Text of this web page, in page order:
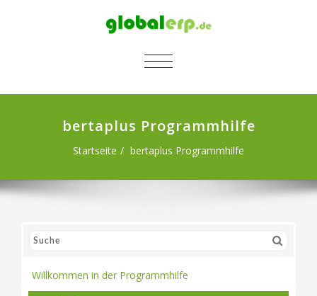
SCHALTE NAVIGATION
bertaplus Programmhilfe
Startseite bertaplus Programmhilfe
Willkommen in der Programmhilfe